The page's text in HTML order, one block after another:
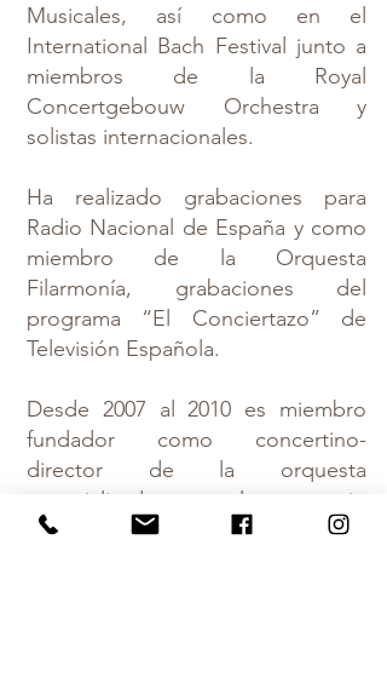
Musicales, así como en el
International Bach Festival junto a
miembros de la Royal
Concertgebouw Orchestra y
solistas internacionales.
Ha realizado grabaciones para
Radio Nacional de España y como
miembro de la Orquesta
Filarmonía, grabaciones del
programa “El Conciertazo” de
Televisión Española.
Desde 2007 al 2010 es miembro
fundador como concertino-
director de la orquesta
especializada en el repertorio
barroco y clásico Anima Mvsica